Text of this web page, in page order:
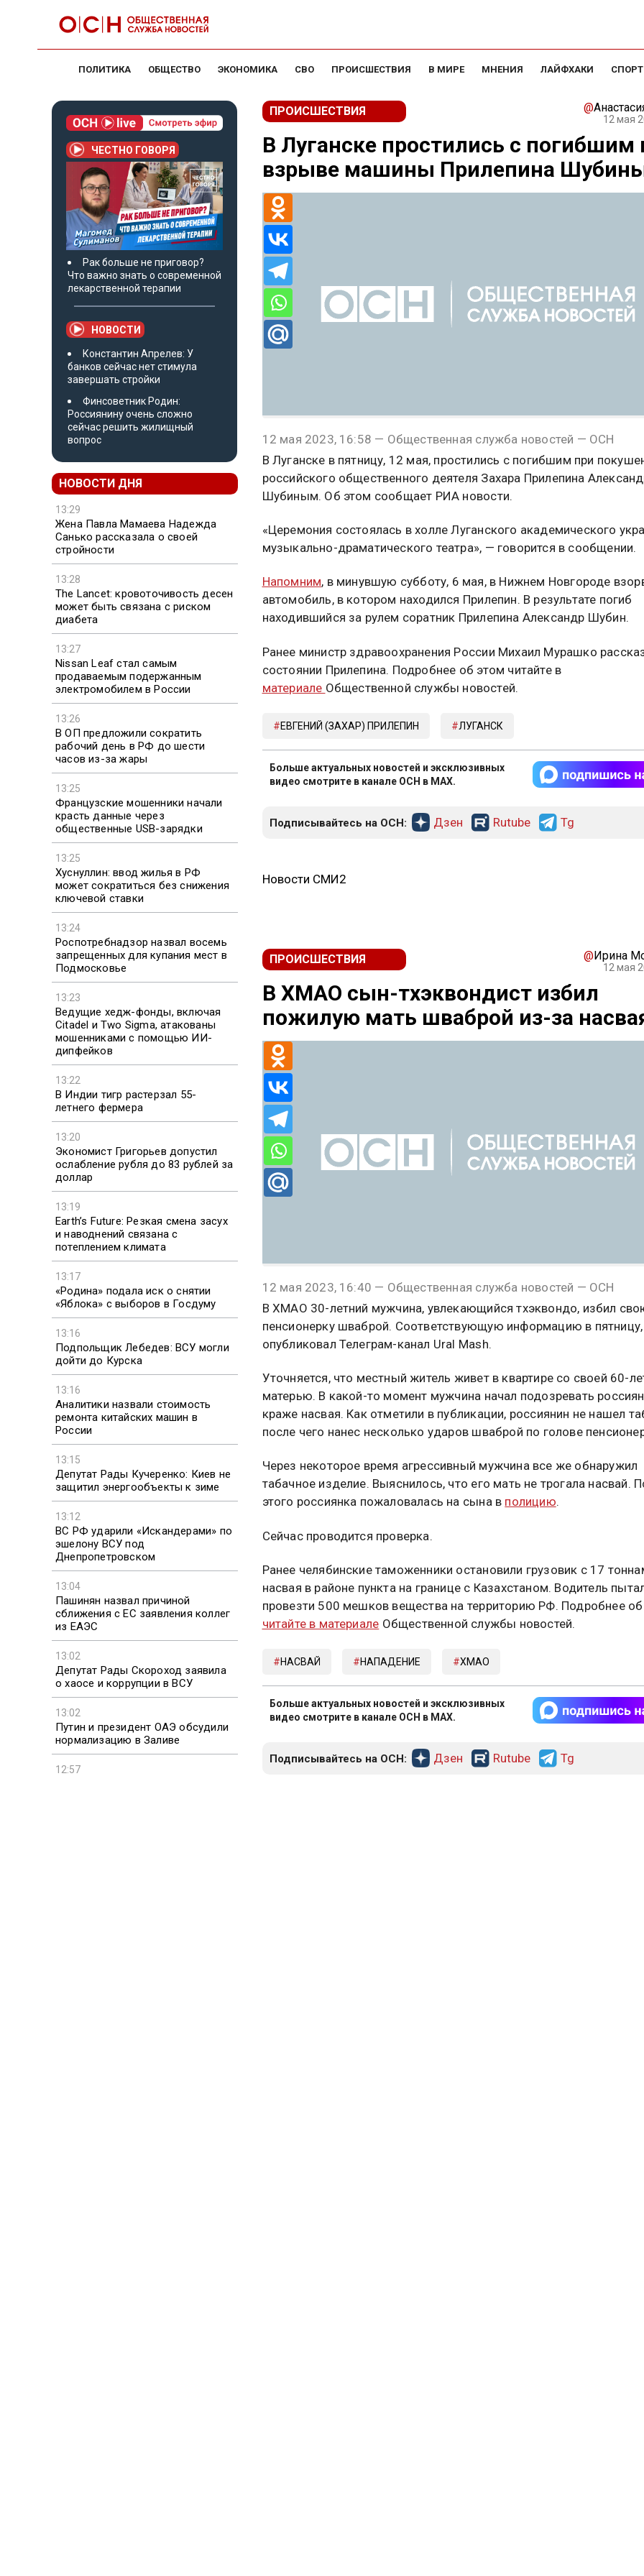
ПОЛИТИКА ОБЩЕСТВО ЭКОНОМИКА СВО ПРОИСШЕСТВИЯ В МИРЕ МНЕНИЯ ЛАЙФХАКИ СПОРТ
ЧЕСТНО ГОВОРЯ
Рак больше не приговор?
Что важно знать о современной
лекарственной терапии
НОВОСТИ
Константин Апрелев: У
банков сейчас нет стимула
завершать стройки
Финсоветник Родин:
Россиянину очень сложно
сейчас решить жилищный
вопрос
НОВОСТИ ДНЯ
13:29
Жена Павла Мамаева Надежда
Санько рассказала о своей
стройности
13:28
The Lancet: кровоточивость десен
может быть связана с риском
диабета
13:27
Nissan Leaf стал самым
продаваемым подержанным
электромобилем в России
13:26
В ОП предложили сократить
рабочий день в РФ до шести
часов из-за жары
13:25
Французские мошенники начали
красть данные через
общественные USB-зарядки
13:25
Хуснуллин: ввод жилья в РФ
может сократиться без снижения
ключевой ставки
13:24
Роспотребнадзор назвал восемь
запрещенных для купания мест в
Подмосковье
13:23
Ведущие хедж-фонды, включая
Citadel и Two Sigma, атакованы
мошенниками с помощью ИИ-
дипфейков
13:22
В Индии тигр растерзал 55-
летнего фермера
13:20
Экономист Григорьев допустил
ослабление рубля до 83 рублей за
доллар
13:19
Earth’s Future: Резкая смена засух
и наводнений связана с
потеплением климата
13:17
«Родина» подала иск о снятии
«Яблока» с выборов в Госдуму
13:16
Подпольщик Лебедев: ВСУ могли
дойти до Курска
13:16
Аналитики назвали стоимость
ремонта китайских машин в
России
13:15
Депутат Рады Кучеренко: Киев не
защитил энергообъекты к зиме
13:12
ВС РФ ударили «Искандерами» по
эшелону ВСУ под
Днепропетровском
13:04
Пашинян назвал причиной
сближения с ЕС заявления коллег
из ЕАЭС
13:02
Депутат Рады Скороход заявила
о хаосе и коррупции в ВСУ
13:02
Путин и президент ОАЭ обсудили
нормализацию в Заливе
12:57
ПРОИСШЕСТВИЯ @
12 мая
В Луганске простились с погибшим
взрыве машины Прилепина
12 мая 2023, 16:58 — Общественная служба новостей — ОСН
В Луганске в пятницу, 12 мая, простились с погибшим при
российского общественного деятеля Захара Прилепина
Шубиным. Об этом сообщает РИА новости.
«Церемония состоялась в холле Луганского академического
музыкально-драматического театра», — говорится в сообщении.
Напомним, в минувшую субботу, 6 мая, в Нижнем Новгороде
автомобиль, в котором находился Прилепин. В результате погиб
находившийся за рулем соратник Прилепина Александр Шубин.
Ранее министр здравоохранения России Михаил Мурашко
состоянии Прилепина. Подробнее об этом читайте в
материале Общественной службы новостей.
ЕВГЕНИЙ (ЗАХАР) ПРИЛЕПИН ЛУГАНСК
Больше актуальных новостей и эксклюзивных
видео смотрите в канале ОСН в MAX.
Подписывайтесь на ОСН: Дзен Rutube Tg
Новости СМИ2
ПРОИСШЕСТВИЯ @Ирина
12 мая
В ХМАО сын-тхэквондист избил
пожилую мать шваброй из-за
12 мая 2023, 16:40 — Общественная служба новостей — ОСН
В ХМАО 30-летний мужчина, увлекающийся тхэквондо, избил
пенсионерку шваброй. Соответствующую информацию в
опубликовал Телеграм-канал Ural Mash.
Уточняется, что местный житель живет в квартире со своей 60-
матерью. В какой-то момент мужчина начал подозревать
краже насвая. Как отметили в публикации, россиянин не нашел
после чего нанес несколько ударов шваброй по голове
Через некоторое время агрессивный мужчина все же обнаружил
табачное изделие. Выяснилось, что его мать не трогала насвай.
этого россиянка пожаловалась на сына в полицию.
Сейчас проводится проверка.
Ранее челябинские таможенники остановили грузовик с 17
насвая в районе пункта на границе с Казахстаном. Водитель
провезти 500 мешков вещества на территорию РФ. Подробнее
читайте в материале Общественной службы новостей.
НАСВАЙ НАПАДЕНИЕ ХМАО
Больше актуальных новостей и эксклюзивных
видео смотрите в канале ОСН в MAX.
Подписывайтесь на ОСН: Дзен Rutube Tg